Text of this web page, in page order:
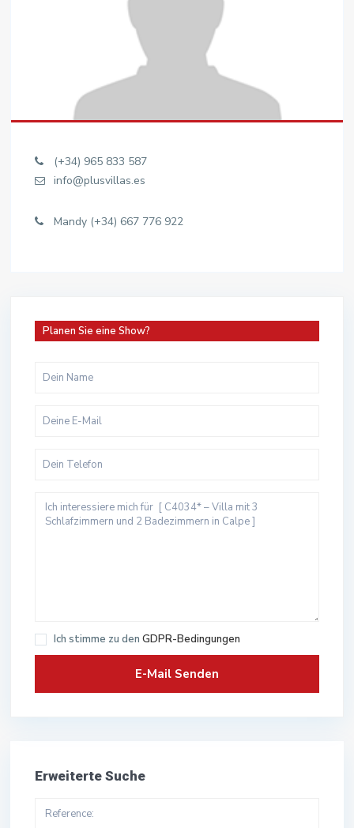
(+34) 965 833 587
info@plusvillas.es
Mandy (+34) 667 776 922
Planen Sie eine Show?
Ich stimme zu den GDPR-Bedingungen
Erweiterte Suche